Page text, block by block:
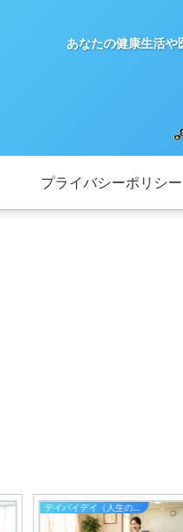
あなたの健康生活や
プライバシーポリシー
エンタメ